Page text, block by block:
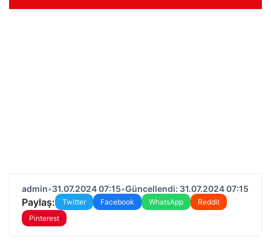
admin•31.07.2024 07:15•Güncellendi: 31.07.2024 07:15
Paylaş: Twitter Facebook WhatsApp
Reddit
Pinterest